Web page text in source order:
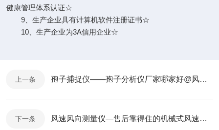
健康管理体系认证☆
9、生产企业具有计算机软件注册证书☆
10、生产企业为3A信用企业☆
上一条 孢子捕捉仪——孢子分析仪厂家哪家好@风途物联网靠得住
下一条 风速风向测量仪—售后靠得住的机械式风速风向记录仪@2025全境派送